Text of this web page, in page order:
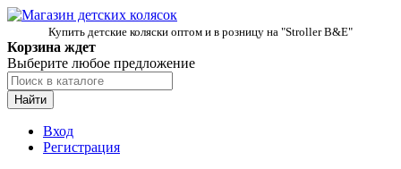
Купить детские коляски оптом и в розницу на "Stroller B&E"
Корзина ждет
Выберите любое предложение
Найти
Вход
Регистрация